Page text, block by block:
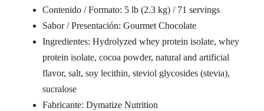
Contenido / Formato: 5 lb (2.3 kg) / 71 servings
Sabor / Presentación: Gourmet Chocolate
Ingredientes: Hydrolyzed whey protein isolate, whey
protein isolate, cocoa powder, natural and artificial
flavor, salt, soy lecithin, steviol glycosides (stevia),
sucralose
Fabricante: Dymatize Nutrition